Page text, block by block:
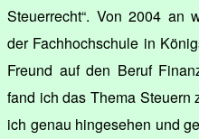
Steuerrecht“. Von 2004 an
der Fachhochschule in
Freund auf den Beruf
fand ich das Thema
ich genau hingesehen und